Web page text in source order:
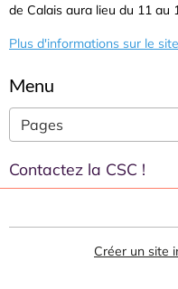
de Calais aura lieu du 11 au
Plus d'informations sur le
Menu
Contactez la CSC !
Créer un site